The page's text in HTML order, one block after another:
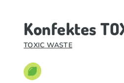
Konfektes
TOXIC WASTE